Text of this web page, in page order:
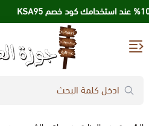
جوزة الطيب